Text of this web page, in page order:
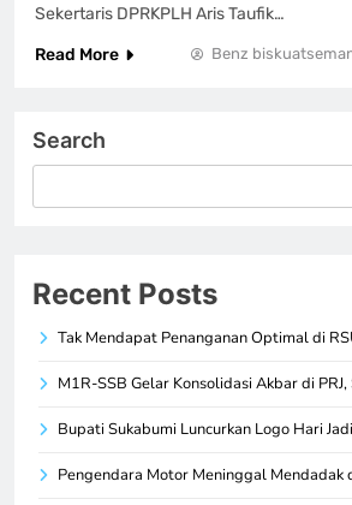
Sekertaris DPRKPLH Aris Taufik…
Read More
Benz
Search
Recent Posts
Tak Mendapat Penanganan Optimal di
M1R-SSB Gelar Konsolidasi Akbar di
Bupati Sukabumi Luncurkan Logo Hari
Pengendara Motor Meninggal Mendadak